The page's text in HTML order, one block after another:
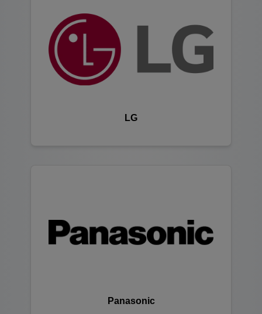
LG
Panasonic